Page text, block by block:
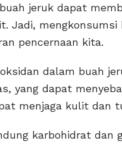
jeruk dapat
Jadi,
pencernaan kita.
dalam buah
yang dapat
menjaga kulit dan
karbohidrat dan